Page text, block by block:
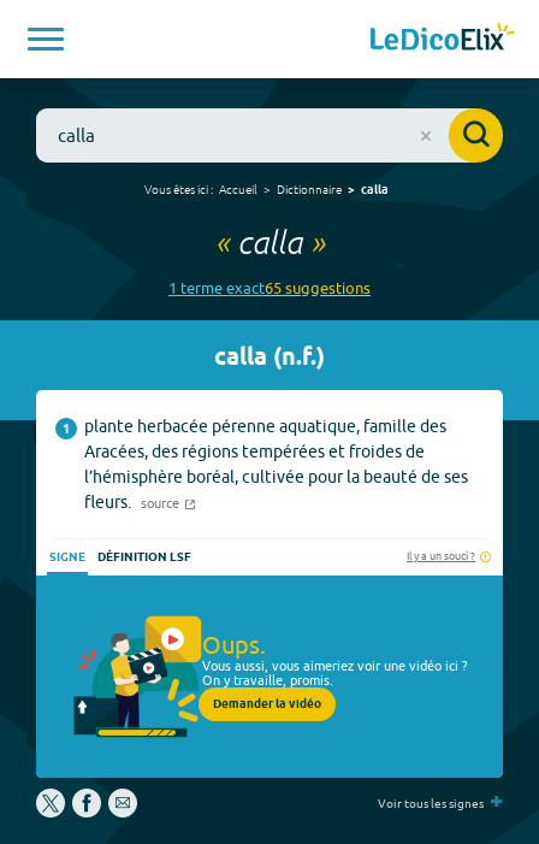
Vous êtes ici : Accueil Dictionnaire calla
« calla»
1 termeexact65suggestions
calla (n.f.)
1
plante herbacée pérenne aquatique, famille des
Aracées, des régions tempérées et froides de
l’hémisphère boréal, cultivée pour la beauté de ses
fleurs.
source
SIGNE DÉFINITION LSF Il y a un souci ?
Oups.
Vous aussi, vous aimeriez voir une vidéo ici ?
On y travaille, promis.
Demander la vidéo
Voir tous les signes +